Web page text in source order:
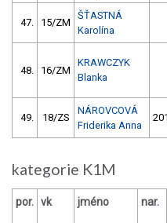
47. 15/ZM
ŠŤASTNÁ
Karolína
48. 16/ZM
KRAWCZYK
Blanka
49. 18/ZS
NÁROVCOVÁ
Friderika Anna
kategorie K1M
por. vk jméno nar.